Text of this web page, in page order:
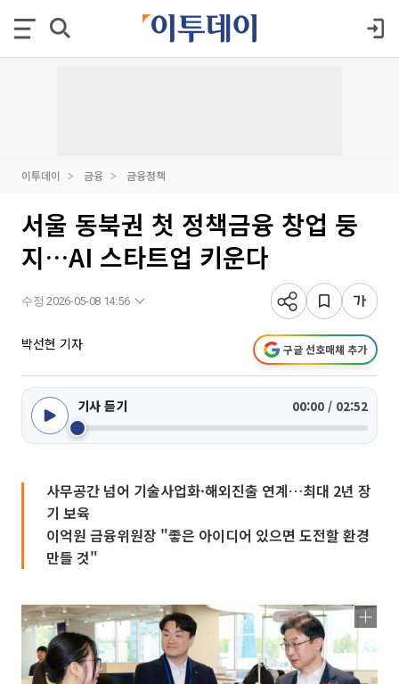
이투데이 금융 금융정책
서울 동북권 첫 정책금융 창업 둥
지…AI 스타트업 키운다
수정 2026-05-08 14:56
박선현 기자 구글 선호매체 추가
기사 듣기 00:00 / 02:52
사무공간 넘어 기술사업화·해외진출 연계…최대 2년 장
기 보육
이억원 금융위원장 "좋은 아이디어 있으면 도전할 환경
만들 것"